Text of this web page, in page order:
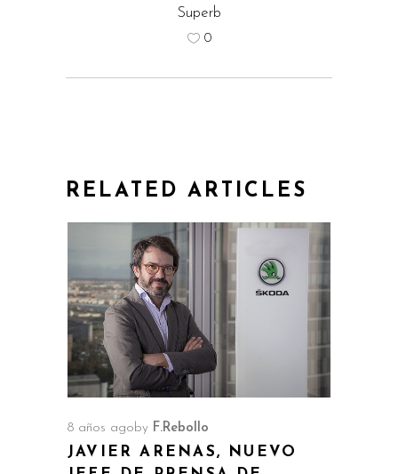
Superb
0
RELATED ARTICLES
8 años agoby F.Rebollo
JAVIER ARENAS, NUEVO